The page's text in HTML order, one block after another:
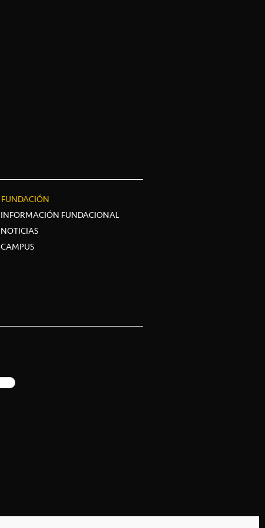
FUNDACIÓN
INFORMACIÓN FUNDACIONAL
NOTICIAS
CAMPUS